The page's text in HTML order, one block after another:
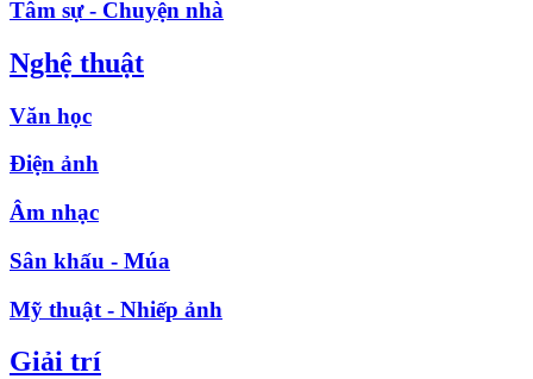
Tâm sự - Chuyện nhà
Nghệ thuật
Văn học
Điện ảnh
Âm nhạc
Sân khấu - Múa
Mỹ thuật - Nhiếp ảnh
Giải trí